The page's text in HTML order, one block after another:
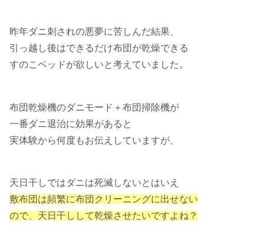
昨年ダニ刺されの悪夢に苦しんだ結果、
引っ越し後はできるだけ布団が乾燥できる
すのこベッドが欲しいと考えていました。
布団乾燥機のダニモード＋布団掃除機が
一番ダニ退治に効果があると
実体験から何度もお伝えしていますが、
天日干しではダニは死滅しないとはいえ
敷布団は頻繁に布団クリーニングに出せない
ので、天日干しして乾燥させたいですよね？